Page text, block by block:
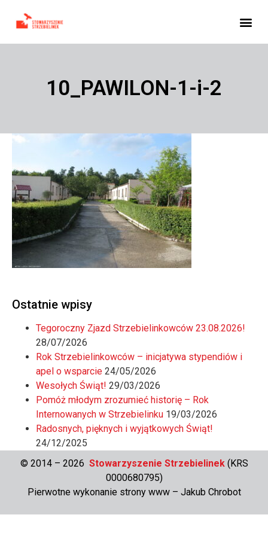
10_PAWILON-1-i-2
Ostatnie wpisy
Tegoroczny Zjazd Strzebielinkowców 23.08.2026!
28/07/2026
Rok Strzebielinkowców – inicjatywa stypendiów i
apel o wsparcie 24/05/2026
Wesołych Świąt! 29/03/2026
Pomóż młodym zrozumieć historię – Rok
Internowanych w Strzebielinku 19/03/2026
Radosnych, pięknych i wyjątkowych Świąt!
24/12/2025
© 2014 – 2026 Stowarzyszenie Strzebielinek(KRS
0000680795)
Pierwotne wykonanie strony www – Jakub Chrobot